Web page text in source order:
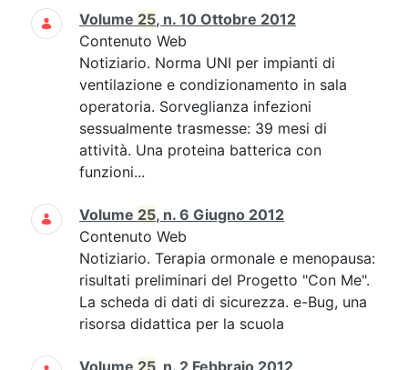
Volume 25, n. 10 Ottobre 2012
Contenuto Web
Notiziario. Norma UNI per impianti di
ventilazione e condizionamento in sala
operatoria. Sorveglianza infezioni
sessualmente trasmesse: 39 mesi di
attività. Una proteina batterica con
funzioni...
Volume 25, n. 6 Giugno 2012
Contenuto Web
Notiziario. Terapia ormonale e menopausa:
risultati preliminari del Progetto "Con Me".
La scheda di dati di sicurezza. e-Bug, una
risorsa didattica per la scuola
Volume 25, n. 2 Febbraio 2012